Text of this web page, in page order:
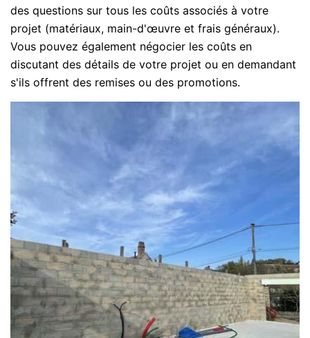
des questions sur tous les coûts associés à votre
projet (matériaux, main-d'œuvre et frais généraux).
Vous pouvez également négocier les coûts en
discutant des détails de votre projet ou en demandant
s'ils offrent des remises ou des promotions.